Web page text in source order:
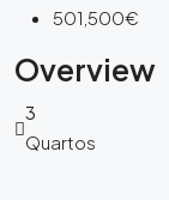
501,500€
Overview
3
Quartos